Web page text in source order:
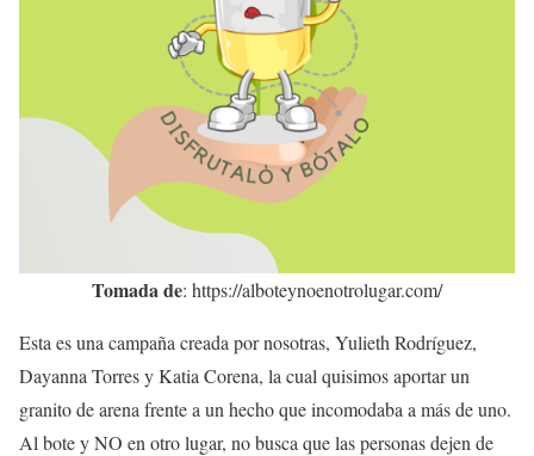
Tomada de: https://alboteynoenotrolugar.com/
Esta es una campaña creada por nosotras, Yulieth Rodríguez,
Dayanna Torres y Katia Corena, la cual quisimos aportar un
granito de arena frente a un hecho que incomodaba a más de uno.
Al bote y NO en otro lugar, no busca que las personas dejen de